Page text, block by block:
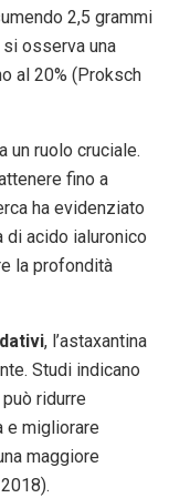
2,5 grammi
osserva una
al 20% (Proksch
un ruolo cruciale.
fino a
ha evidenziato
di acido ialuronico
la profondità
, l’astaxantina
Studi indicano
ridurre
e migliorare
maggiore